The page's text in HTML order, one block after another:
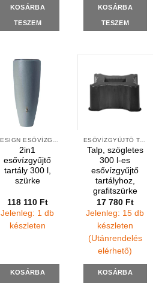
KOSÁRBA
TESZEM
KOSÁRBA
TESZEM
2in1
esővízgyűjtő
tartály 300 l,
szürke
118 110 Ft
Jelenleg: 1 db
készleten
KOSÁRBA
ESŐVÍZGYŰJTŐ TARTÁLY TALPAK
Talp, szögletes
300 l-es
esővízgyűjtő
tartályhoz,
grafitszürke
17 780 Ft
Jelenleg: 15 db
készleten
(Utánrendelés
elérhető)
KOSÁRBA